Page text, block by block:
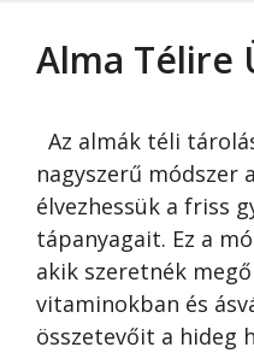
Alma Télire
Az almák téli
nagyszerű módszer
élvezhessük a friss
tápanyagait. Ez a
akik szeretnék
vitaminokban és
összetevőit a hideg